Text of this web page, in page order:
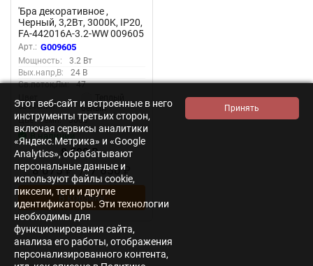
'Бра декоративное ,
Черный, 3,2Вт, 3000K, IP20,
FA-442016A-3.2-WW 009605
Арт.: G009605
Мощность:
3.2 Вт
Вых.напр,В:
24 В
Св.поток,Лм:
47
Цвет
свечения:
белый
Цвет.темп:
3000
В наличии
8 500₽
8 075₽/7 650₽
В корзину
Этот веб-сайт и встроенные в него
инструменты третьих сторон,
включая сервисы аналитики
«Яндекс.Метрика» и «Google
Analytics», обрабатывают
персональные данные и
используют файлы cookie,
пиксели, теги и другие
идентификаторы. Эти технологии
необходимы для
функционирования сайта,
анализа его работы, отображения
персонализированного контента,